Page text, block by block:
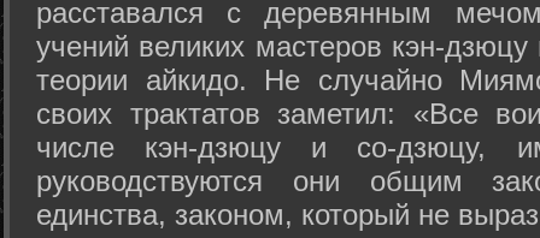
расставался с деревянным
учений великих мастеров кэн-
теории айкидо. Не случайно
своих трактатов заметил: «Все
числе кэн-дзюцу и со-дзюцу,
руководствуются они общим
единства, законом, который не